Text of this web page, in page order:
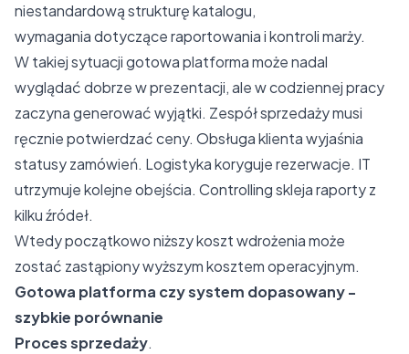
niestandardową strukturę katalogu,
wymagania dotyczące raportowania i kontroli marży.
W takiej sytuacji gotowa platforma może nadal
wyglądać dobrze w prezentacji, ale w codziennej pracy
zaczyna generować wyjątki. Zespół sprzedaży musi
ręcznie potwierdzać ceny. Obsługa klienta wyjaśnia
statusy zamówień. Logistyka koryguje rezerwacje. IT
utrzymuje kolejne obejścia. Controlling skleja raporty z
kilku źródeł.
Wtedy początkowo niższy koszt wdrożenia może
zostać zastąpiony wyższym kosztem operacyjnym.
Gotowa platforma czy system dopasowany -
szybkie porównanie
Proces sprzedaży.